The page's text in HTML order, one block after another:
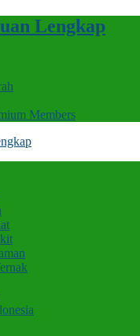
Lengkap
Members